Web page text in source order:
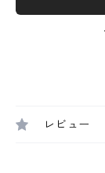
レビュー